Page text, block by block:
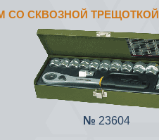
СО СКВОЗНОЙ ТРЕЩОТКОЙ
№ 23604